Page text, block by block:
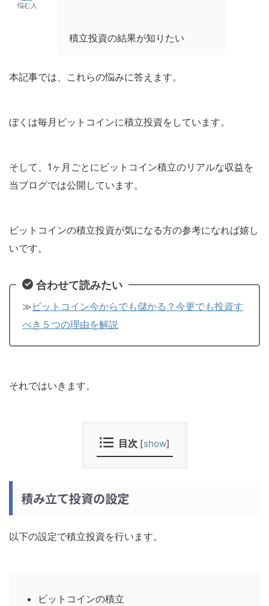
悩む人
積立投資の結果が知りたい
本記事では、これらの悩みに答えます。
ぼくは毎月ビットコインに積立投資をしています。
そして、1ヶ月ごとにビットコイン積立のリアルな収益を
当ブログでは公開しています。
ビットコインの積立投資が気になる方の参考になれば嬉し
いです。
合わせて読みたい
≫ ビットコイン今からでも儲かる？今更でも投資す
べき５つの理由を解説
それではいきます。
目次 [show]
積み立て投資の設定
以下の設定で積立投資を行います。
ビットコインの積立